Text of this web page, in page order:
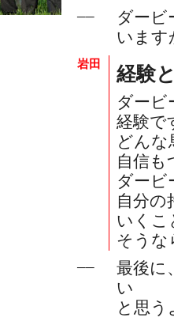
──
ダービ
います
岩田 経験
ダービ
経験で
どん
自信
ダービ
自分
いくこ
そうな
──
最後に
い
と思